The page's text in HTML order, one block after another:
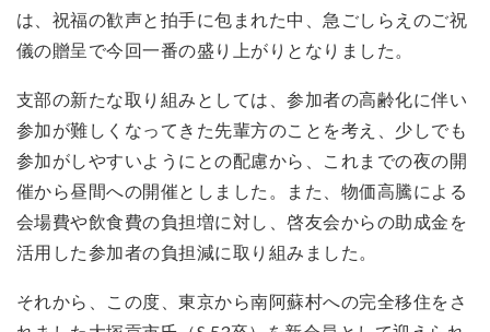
は、祝福の歓声と拍手に包まれた中、急ごしらえのご祝
儀の贈呈で今回一番の盛り上がりとなりました。
支部の新たな取り組みとしては、参加者の高齢化に伴い
参加が難しくなってきた先輩方のことを考え、少しでも
参加がしやすいようにとの配慮から、これまでの夜の開
催から昼間への開催としました。また、物価高騰による
会場費や飲食費の負担増に対し、啓友会からの助成金を
活用した参加者の負担減に取り組みました。
それから、この度、東京から南阿蘇村への完全移住をさ